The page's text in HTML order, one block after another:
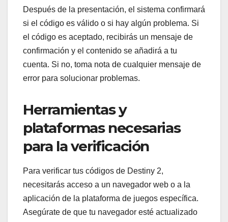
Después de la presentación, el sistema confirmará
si el código es válido o si hay algún problema. Si
el código es aceptado, recibirás un mensaje de
confirmación y el contenido se añadirá a tu
cuenta. Si no, toma nota de cualquier mensaje de
error para solucionar problemas.
Herramientas y
plataformas necesarias
para la verificación
Para verificar tus códigos de Destiny 2,
necesitarás acceso a un navegador web o a la
aplicación de la plataforma de juegos específica.
Asegúrate de que tu navegador esté actualizado